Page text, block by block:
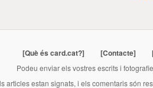
[Què és card.cat?] [Contacte]
Podeu enviar els vostres escrits i
articles estan signats, i els comentaris són